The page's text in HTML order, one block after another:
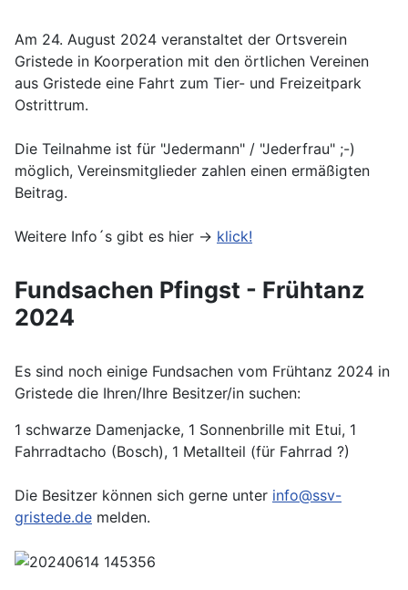
Am 24. August 2024 veranstaltet der Ortsverein
Gristede in Koorperation mit den örtlichen Vereinen
aus Gristede eine Fahrt zum Tier- und Freizeitpark
Ostrittrum.
Die Teilnahme ist für "Jedermann" / "Jederfrau" ;-)
möglich, Vereinsmitglieder zahlen einen ermäßigten
Beitrag.
Weitere Info´s gibt es hier -> klick!
Fundsachen Pfingst - Frühtanz
2024
Es sind noch einige Fundsachen vom Frühtanz 2024 in
Gristede die Ihren/Ihre Besitzer/in suchen:
1 schwarze Damenjacke, 1 Sonnenbrille mit Etui, 1
Fahrradtacho (Bosch), 1 Metallteil (für Fahrrad ?)
Die Besitzer können sich gerne unter info@ssv-
gristede.de melden.